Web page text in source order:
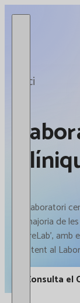
Inici
El Laboratori
la majoria de
'CoreLab',
existent al
Consulta el